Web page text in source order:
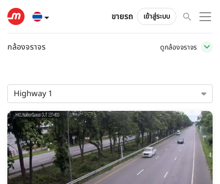
ขายรถ เข้าสู่ระบบ
กล้องจราจร ดูกล้องจราจร